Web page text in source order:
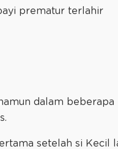
prematur terlahir
dalam beberapa
setelah si Kecil